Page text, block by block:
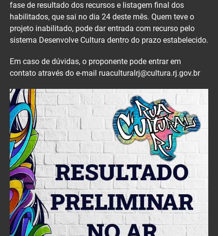
fase de resultado dos recursos e listagem final dos
habilitados, que sai no dia 24 deste mês. Quem teve o
projeto inabilitado, pode dar entrada com recurso pelo
sistema Desenvolve Cultura dentro do prazo estabelecido.
Em caso de dúvidas, o proponente pode entrar em
contato através do e-mail ruaculturalrj@cultura.rj.gov.br